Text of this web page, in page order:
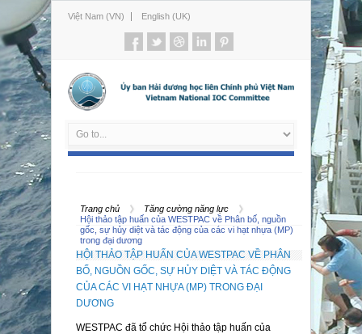
Việt Nam (VN) English (UK)
Trang chủ
Tăng cường năng lực
Hội thảo tập huấn của WESTPAC về Phân bố, nguồn
gốc, sự hủy diệt và tác động của các vi hạt nhựa (MP)
trong đại dương
HỘI THẢO TẬP HUẤN CỦA WESTPAC VỀ PHÂN
BỐ, NGUỒN GỐC, SỰ HỦY DIỆT VÀ TÁC ĐỘNG
CỦA CÁC VI HẠT NHỰA (MP) TRONG ĐẠI
DƯƠNG
WESTPAC đã tổ chức Hội thảo tập huấn của